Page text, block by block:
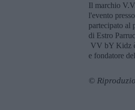
Il marchio
l'evento
partecipato al
di Estro
VV bY Kidz è
e fondatore
©